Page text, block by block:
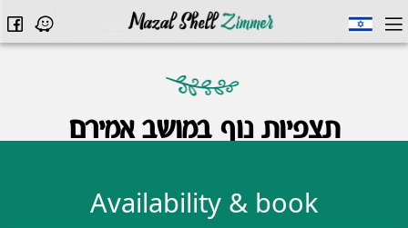
תצפיות נוף במושב אמירם
Availability & book